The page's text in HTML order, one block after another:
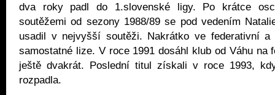
dva roky padl do 1.slovenské ligy. Po krátce
soutěžemi od sezony 1988/89 se pod vedením
usadil v nejvyšší soutěži. Nakrátko ve federativní a
samostatné lize. V roce 1991 dosáhl klub od Váhu na
ještě dvakrát. Poslední titul získali v roce 1993,
rozpadla.